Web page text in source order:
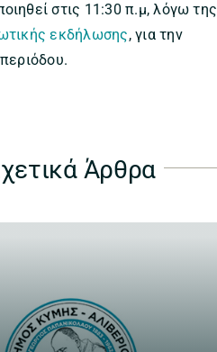
στις 11:30 π.μ, λόγω της
εκδήλωσης, για την
Άρθρα